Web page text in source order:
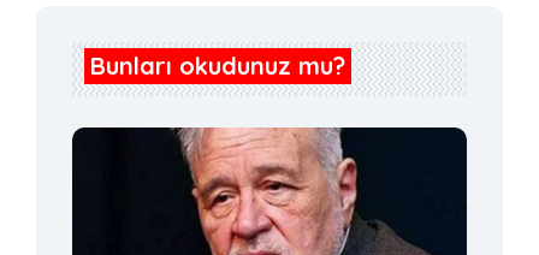
Bunları okudunuz mu?